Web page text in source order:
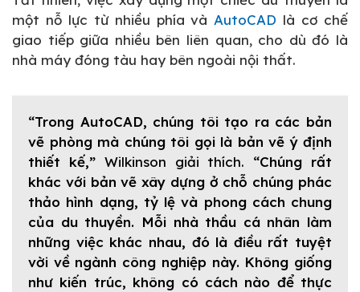
một nỗ lực từ nhiều phía và AutoCAD là cơ chế
giao tiếp giữa nhiều bên liên quan, cho dù đó là
nhà máy đóng tàu hay bên ngoài nội thất.
“Trong AutoCAD, chúng tôi tạo ra các bản
vẽ phòng mà chúng tôi gọi là bản vẽ ý định
thiết kế,” Wilkinson giải thích. “Chúng rất
khác với bản vẽ xây dựng ở chỗ chúng phác
thảo hình dạng, tỷ lệ và phong cách chung
của du thuyền. Mỗi nhà thầu cá nhân làm
những việc khác nhau, đó là điều rất tuyệt
vời về ngành công nghiệp này. Không giống
như kiến trúc, không có cách nào để thực